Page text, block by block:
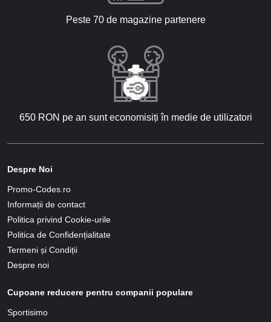
Peste 70 de magazine partenere
650 RON pe an sunt economisiți în medie de utilizatori
Despre Noi
Promo-Codes.ro
Informații de contact
Politica privind Cookie-urile
Politica de Confidențialitate
Termeni și Condiții
Despre noi
Cupoane reducere pentru companii populare
Sportisimo